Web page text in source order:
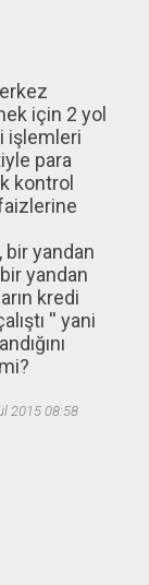
için 2 yol
işlemleri
para
kontrol
bir yandan
yandan
kredi
'' yani
2015 08:58